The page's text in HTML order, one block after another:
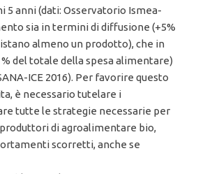
5 anni (dati: Osservatorio Ismea-
sia in termini di diffusione (+5%
almeno un prodotto), che in
del totale della spesa alimentare)
ICE 2016). Per favorire questo
è necessario tutelare i
tutte le strategie necessarie per
di agroalimentare bio,
scorretti, anche se